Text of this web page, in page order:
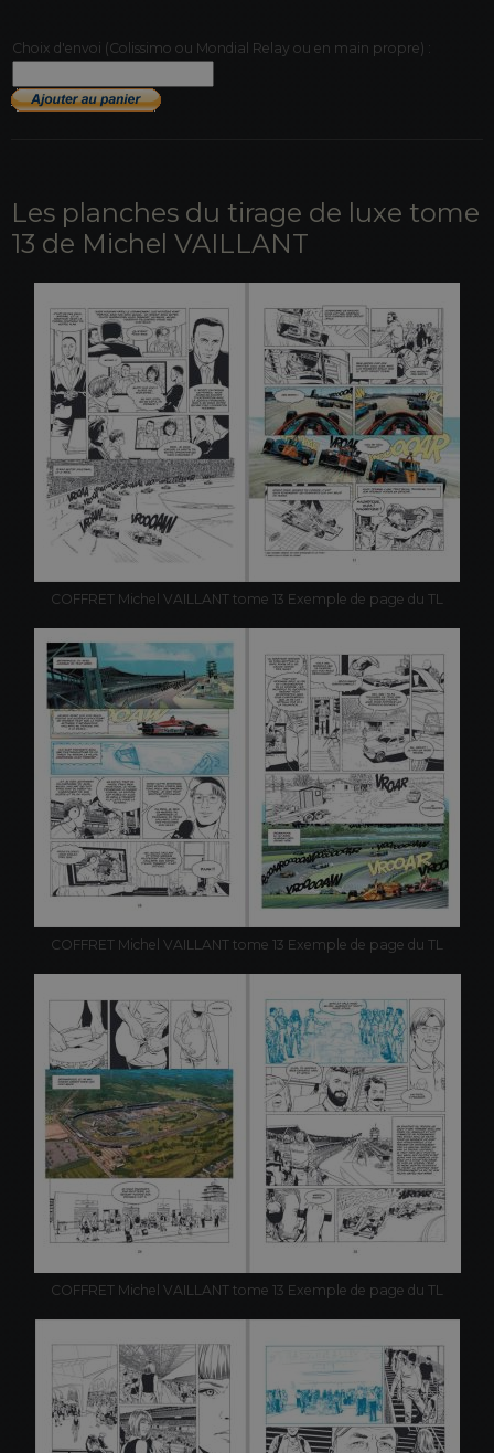
Choix d'envoi (Colissimo ou Mondial Relay ou en main propre) :
Les planches du tirage de luxe tome
13 de Michel VAILLANT
COFFRET Michel VAILLANT tome 13 Exemple de page du TL
COFFRET Michel VAILLANT tome 13 Exemple de page du TL
COFFRET Michel VAILLANT tome 13 Exemple de page du TL